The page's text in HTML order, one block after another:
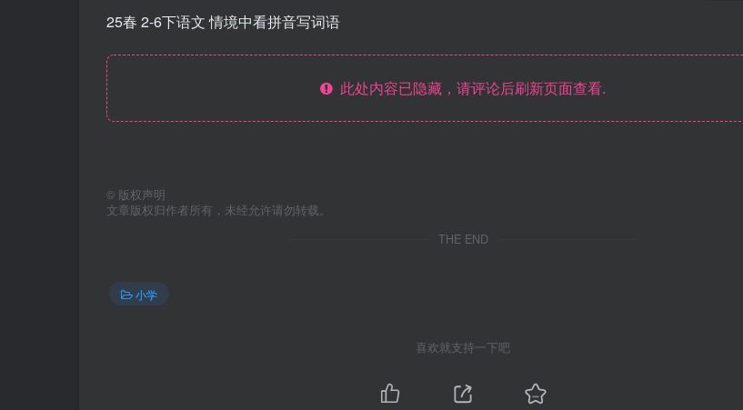
25春 2-6下语文 情境中看拼音写词语
此处内容已隐藏，请评论后刷新页面查看.
© 版权声明
文章版权归作者所有，未经允许请勿转载。
THE END
小学
喜欢就支持一下吧